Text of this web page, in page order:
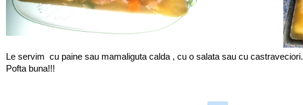
Le servim cu paine sau mamaliguta calda , cu o salata sau cu castraveciori.
Pofta buna!!!